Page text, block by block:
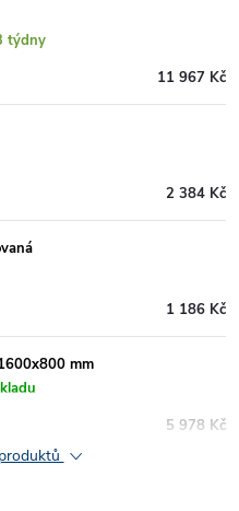
týdny
11 967 Kč
2 384 Kč
1 186 Kč
mm
5 978 Kč